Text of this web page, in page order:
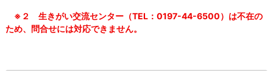
※２ 生きがい交流センター（TEL：0197-44-6500）は不在の
ため、問合せには対応できません。